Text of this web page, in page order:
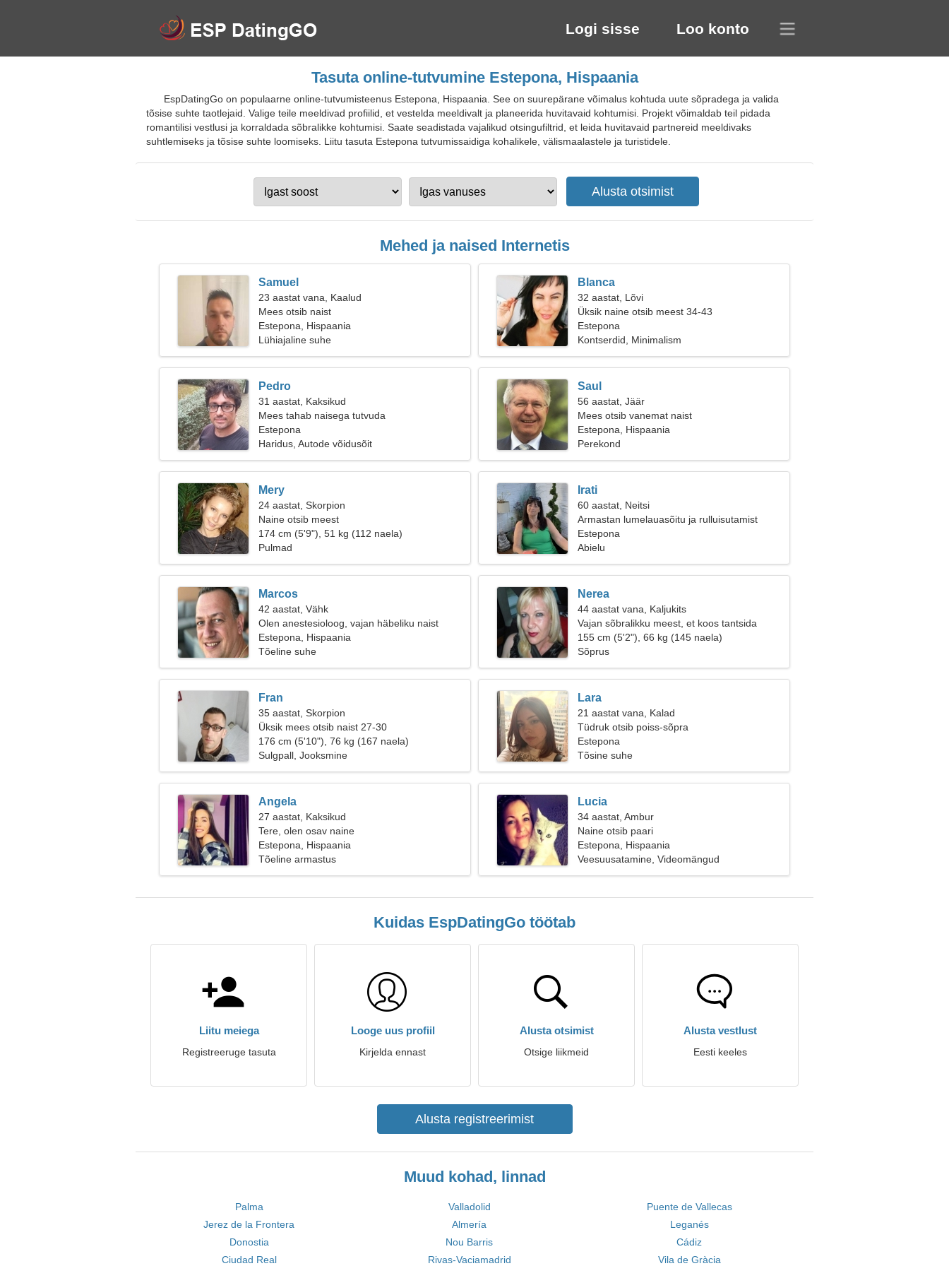
Logi sisse Loo konto
Tasuta online-tutvumine Estepona, Hispaania
EspDatingGo on populaarne online-tutvumisteenus Estepona, Hispaania. See on suurepärane võimalus kohtuda uute sõpradega ja valida
tõsise suhte taotlejaid. Valige teile meeldivad profiilid, et vestelda meeldivalt ja planeerida huvitavaid kohtumisi. Projekt võimaldab teil pidada
romantilisi vestlusi ja korraldada sõbralikke kohtumisi. Saate seadistada vajalikud otsingufiltrid, et leida huvitavaid partnereid meeldivaks
suhtlemiseks ja tõsise suhte loomiseks. Liitu tasuta Estepona tutvumissaidiga kohalikele, välismaalastele ja turistidele.
Mehed ja naised Internetis
Samuel
23 aastat vana, Kaalud
Mees otsib naist
Estepona, Hispaania
Lühiajaline suhe
Blanca
32 aastat, Lõvi
Üksik naine otsib meest 34-43
Estepona
Kontserdid, Minimalism
Pedro
31 aastat, Kaksikud
Mees tahab naisega tutvuda
Estepona
Haridus, Autode võidusõit
Saul
56 aastat, Jäär
Mees otsib vanemat naist
Estepona, Hispaania
Perekond
Mery
24 aastat, Skorpion
Naine otsib meest
174 cm (5'9"), 51 kg (112 naela)
Pulmad
Irati
60 aastat, Neitsi
Armastan lumelauasõitu ja rulluisutamist
Estepona
Abielu
Marcos
42 aastat, Vähk
Olen anestesioloog, vajan häbeliku naist
Estepona, Hispaania
Tõeline suhe
Nerea
44 aastat vana, Kaljukits
Vajan sõbralikku meest, et koos tantsida
155 cm (5'2"), 66 kg (145 naela)
Sõprus
Fran
35 aastat, Skorpion
Üksik mees otsib naist 27-30
176 cm (5'10"), 76 kg (167 naela)
Sulgpall, Jooksmine
Lara
21 aastat vana, Kalad
Tüdruk otsib poiss-sõpra
Estepona
Tõsine suhe
Angela
27 aastat, Kaksikud
Tere, olen osav naine
Estepona, Hispaania
Tõeline armastus
Lucia
34 aastat, Ambur
Naine otsib paari
Estepona, Hispaania
Veesuusatamine, Videomängud
Kuidas EspDatingGo töötab
Liitu meiega
Registreeruge tasuta
Looge uus profiil
Kirjelda ennast
Alusta otsimist
Otsige liikmeid
Alusta vestlust
Eesti keeles
Alusta registreerimist
Muud kohad, linnad
Palma Valladolid
Puente de Vallecas
Jerez de la Frontera
Almería
Leganés
Donostia
Nou Barris
Cádiz
Ciudad Real
Rivas-Vaciamadrid Vila de Gràcia